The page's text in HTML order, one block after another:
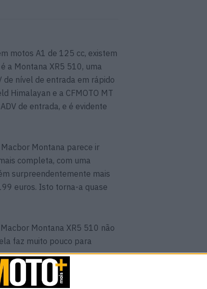
motos A1 de 125 cc, existem
a Montana XR5 510, uma
de nível de entrada em rápido
Himalayan e a CFMOTO MT
de entrada, e é evidente
Montana parece ir
completa, com uma
surpreendentemente mais
euros. Isto torna-a quase
Montana XR5 510 não
faz muito pouco para
Colove 500X rebadged,